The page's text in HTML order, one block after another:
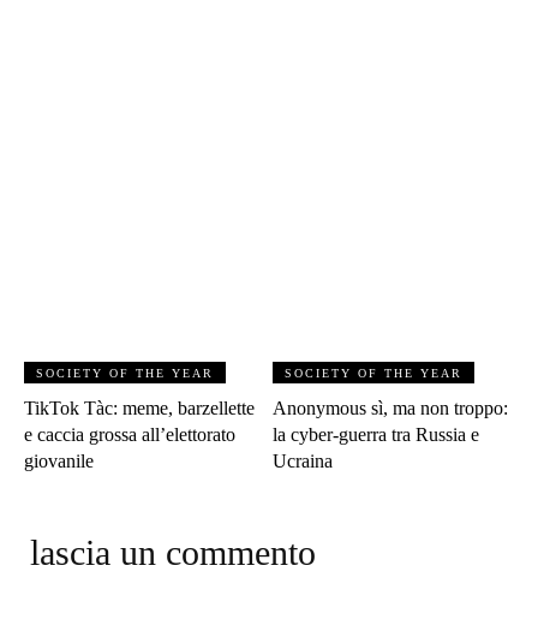
SOCIETY OF THE YEAR
TikTok Tàc: meme, barzellette
e caccia grossa all’elettorato
giovanile
SOCIETY OF THE YEAR
Anonymous sì, ma non troppo:
la cyber-guerra tra Russia e
Ucraina
lascia un commento